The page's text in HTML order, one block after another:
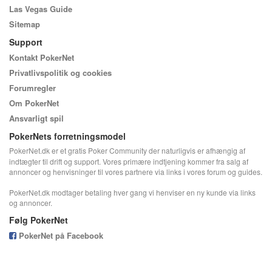
Las Vegas Guide
Sitemap
Support
Kontakt PokerNet
Privatlivspolitik og cookies
Forumregler
Om PokerNet
Ansvarligt spil
PokerNets forretningsmodel
PokerNet.dk er et gratis Poker Community der naturligvis er afhængig af
indtægter til drift og support. Vores primære indtjening kommer fra salg af
annoncer og henvisninger til vores partnere via links i vores forum og guides.
PokerNet.dk modtager betaling hver gang vi henviser en ny kunde via links
og annoncer.
Følg PokerNet
PokerNet på Facebook